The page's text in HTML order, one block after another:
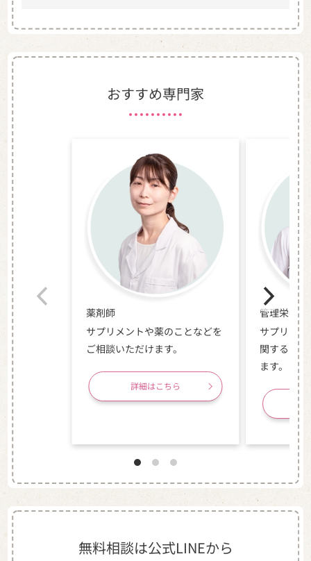
おすすめ専門家
薬剤師
サプリメントや薬のことなどを
ご相談いただけます。
詳細はこちら
管理栄養士
サプリメ
関するお
ます。
無料相談は公式LINEから